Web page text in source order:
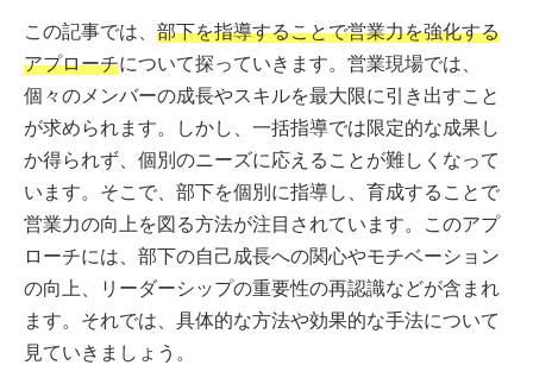
この記事では、 部下を指導することで営業力を強化する
アプローチについて探っていきます。営業現場では、
個々のメンバーの成長やスキルを最大限に引き出すこと
が求められます。しかし、一括指導では限定的な成果し
か得られず、個別のニーズに応えることが難しくなって
います。そこで、部下を個別に指導し、育成することで
営業力の向上を図る方法が注目されています。このアプ
ローチには、部下の自己成長への関心やモチベーション
の向上、リーダーシップの重要性の再認識などが含まれ
ます。それでは、具体的な方法や効果的な手法について
見ていきましょう。